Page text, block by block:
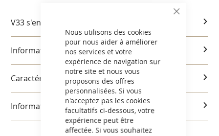
CLOSE
COOKIE
Nous utilisons des cookies
pour nous aider à améliorer
nos services et votre
expérience de navigation sur
notre site et nous vous
proposons des offres
personnalisées. Si vous
n'acceptez pas les cookies
facultatifs ci-dessous, votre
expérience peut être
affectée. Si vous souhaitez
V33 s'engage
Informations produits
Caractéristiques et utilisation
Informations réglementaires